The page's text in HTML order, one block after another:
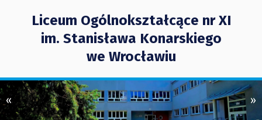
Liceum Ogólnokształcące nr XI
im. Stanisława Konarskiego
we Wrocławiu
« »